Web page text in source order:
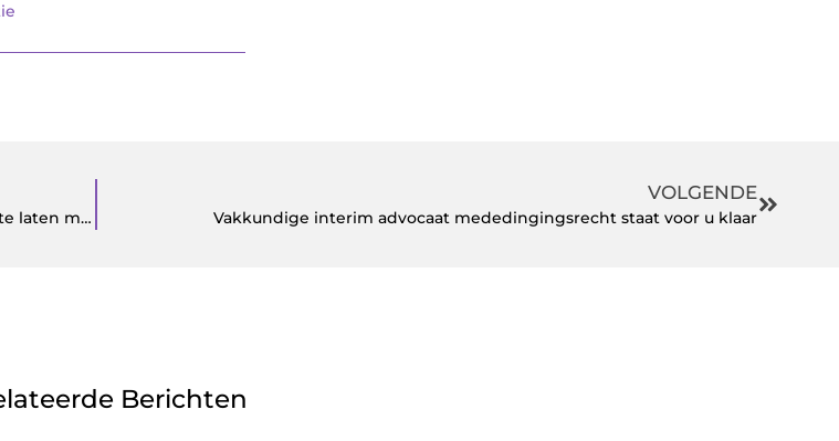
Website laten maken Den Haag Snel, Gemakkelijk & Betaalbaar website laten maken
VOLGENDE
Vakkundige interim advocaat mededingingsrecht staat voor u klaar
Berichten